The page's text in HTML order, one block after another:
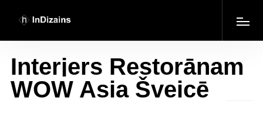
Interjers Restorānam
WOW Asia Šveicē